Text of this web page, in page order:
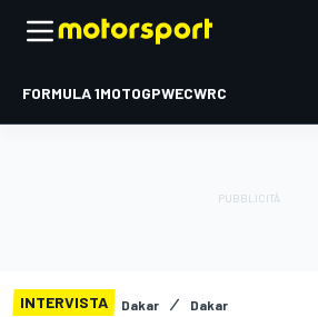
FORMULA 1MOTOGPWECWRC
INTERVISTA Dakar Dakar